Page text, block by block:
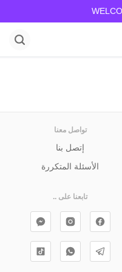
تواصل معنا
إتصل بنا
الأسئلة المتكررة
تابعنا على ..